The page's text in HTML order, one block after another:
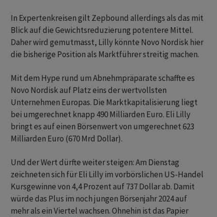
In Expertenkreisen gilt Zepbound allerdings als das mit
Blick auf die Gewichtsreduzierung potentere Mittel.
Daher wird gemutmasst, Lilly könnte Novo Nordisk hier
die bisherige Position als Marktführer streitig machen.
Mit dem Hype rund um Abnehmpräparate schaffte es
Novo Nordisk auf Platz eins der wertvollsten
Unternehmen Europas. Die Marktkapitalisierung liegt
bei umgerechnet knapp 490 Milliarden Euro. Eli Lilly
bringt es auf einen Börsenwert von umgerechnet 623
Milliarden Euro (670 Mrd Dollar).
Und der Wert dürfte weiter steigen: Am Dienstag
zeichneten sich für Eli Lilly im vorbörslichen US-Handel
Kursgewinne von 4,4 Prozent auf 737 Dollar ab. Damit
würde das Plus im noch jungen Börsenjahr 2024 auf
mehr als ein Viertel wachsen. Ohnehin ist das Papier